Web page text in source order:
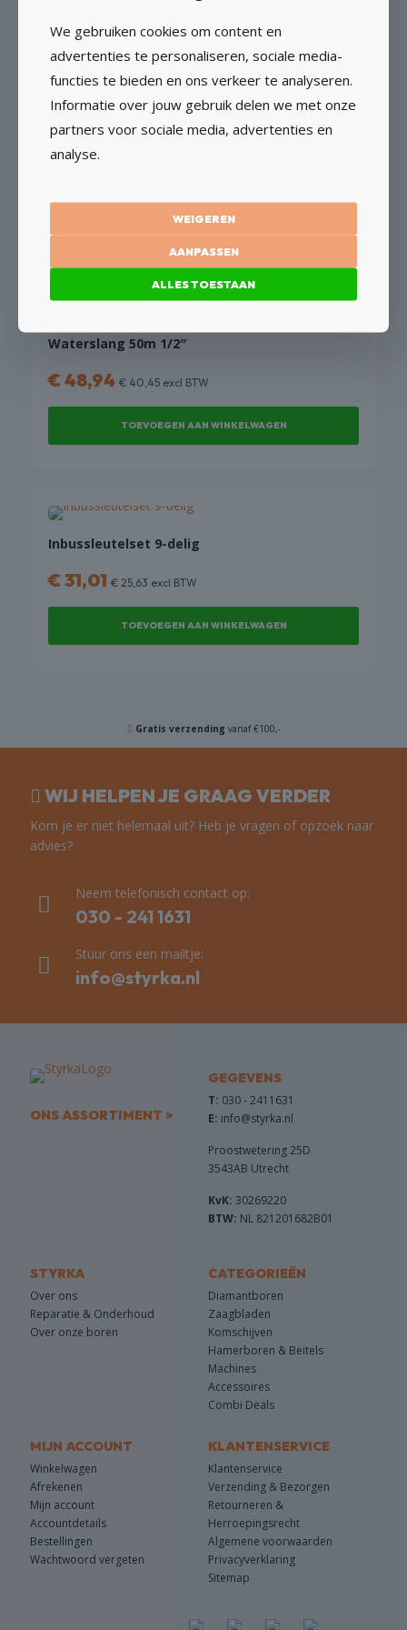
OPTIES SELECTEREN
Dit
product
heeft
variaties.
Deze
kan
worden
productpagina
Deksel voor stof-/waterafzuiging Slurpy
OPTIES SELECTEREN
heeft
variaties.
optie
worden
Waterslang 50m 1/2″
€48,94 € 40,45 excl BTW
TOEVOEGEN AAN WINKELWAGEN
Inbussleutelset 9-delig
€31,01 € 25,63 excl BTW
TOEVOEGEN AAN WINKELWAGEN
Gratis verzending vanaf €100,-
WIJ HELPEN JE GRAAG VERDER
Kom je er niet helemaal uit? Heb je vragen of opzoek naar
advies?
Neem telefonisch contact op:
030 - 241 1631
Stuur ons een mailtje:
info@styrka.nl
ONS ASSORTIMENT >
GEGEVENS
T: 030 - 2411631
E: info@styrka.nl
Proostwetering 25D
3543AB Utrecht
KvK: 30269220
BTW: NL 821201682B01
STYRKA
Over ons
Reparatie & Onderhoud
Over onze boren
CATEGORIEËN
Diamantboren
Zaagbladen
Komschijven
Hamerboren & Beitels
Machines
Accessoires
Combi Deals
MIJN ACCOUNT
Winkelwagen
Afrekenen
Mijn account
Accountdetails
Bestellingen
Wachtwoord vergeten
KLANTENSERVICE
Klantenservice
Verzending & Bezorgen
Retourneren &
Herroepingsrecht
Algemene voorwaarden
Privacyverklaring
Sitemap
We gebruiken cookies om content en
advertenties te personaliseren, sociale media-
functies te bieden en ons verkeer te analyseren.
Informatie over jouw gebruik delen we met onze
partners voor sociale media, advertenties en
analyse.
WEIGEREN
AANPASSEN
ALLES TOESTAAN